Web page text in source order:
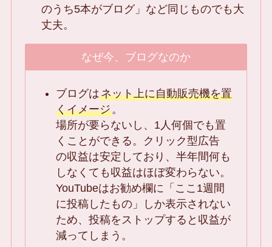
のうち5本がブログ」など同じものでも大
丈夫。
なぜ今、ブログなのか
ブログはネット上に自動販売機を置
くイメージ。
場所が要らないし、1人何個でも置
くことができる。クリック型広告
の収益は安定しており、半年間何も
しなくても収益はほぼ変わらない。
YouTubeはお勧め欄に「ここ1週間
に投稿したもの」しか表示されない
ため、投稿をストップすると収益が
減ってしまう。